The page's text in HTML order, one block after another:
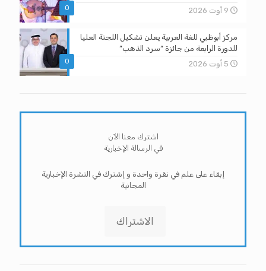
0
9 أوت 2026
0
مركز أبوظبي للغة العربية يعلن تشكيل اللجنة العليا
للدورة الرابعة من جائزة “سرد الذهب”
5 أوت 2026
اشترك معنا الآن
في الرسالة الإخبارية
إبقاء على علم في نقرة واحدة و إشترك في النشرة الإخبارية
المجانية
الاشتراك